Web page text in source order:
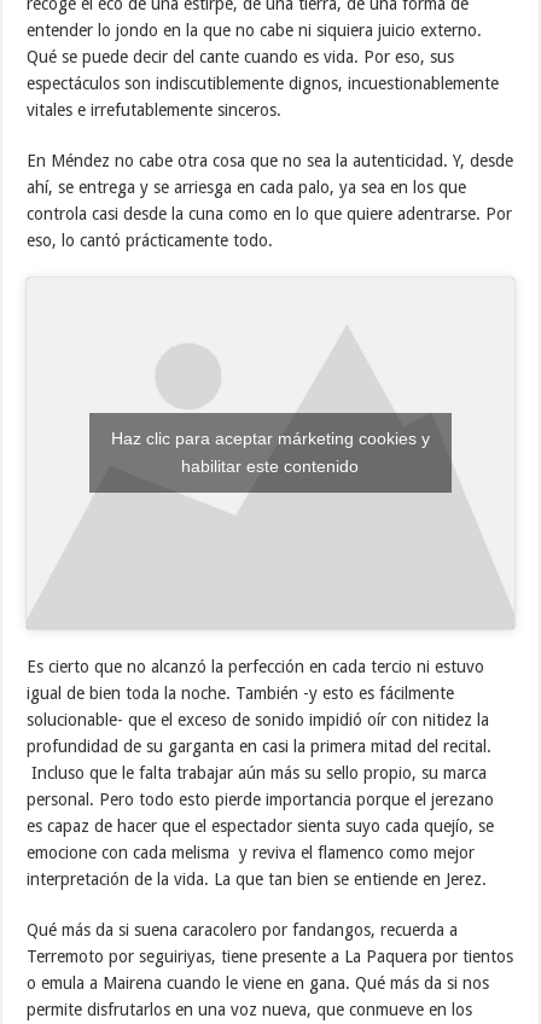
entender lo jondo en la que no cabe ni siquiera juicio externo.
Qué se puede decir del cante cuando es vida. Por eso, sus
espectáculos son indiscutiblemente dignos, incuestionablemente
vitales e irrefutablemente sinceros.
En Méndez no cabe otra cosa que no sea la autenticidad. Y, desde
ahí, se entrega y se arriesga en cada palo, ya sea en los que
controla casi desde la cuna como en lo que quiere adentrarse. Por
eso, lo cantó prácticamente todo.
Haz clic para aceptar márketing cookies y
habilitar este contenido
Es cierto que no alcanzó la perfección en cada tercio ni estuvo
igual de bien toda la noche. También -y esto es fácilmente
solucionable- que el exceso de sonido impidió oír con nitidez la
profundidad de su garganta en casi la primera mitad del recital.
Incluso que le falta trabajar aún más su sello propio, su marca
personal. Pero todo esto pierde importancia porque el jerezano
es capaz de hacer que el espectador sienta suyo cada quejío, se
emocione con cada melisma y reviva el flamenco como mejor
interpretación de la vida. La que tan bien se entiende en Jerez.
Qué más da si suena caracolero por fandangos, recuerda a
Terremoto por seguiriyas, tiene presente a La Paquera por tientos
o emula a Mairena cuando le viene en gana. Qué más da si nos
permite disfrutarlos en una voz nueva, que conmueve en los